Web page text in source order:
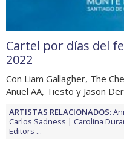
Cartel por días del
2022
Con Liam Gallagher, The
Anuel AA, Tiësto y Jason
ARTISTAS RELACIONADOS:
Carlos Sadness
Carolina
Editors ...